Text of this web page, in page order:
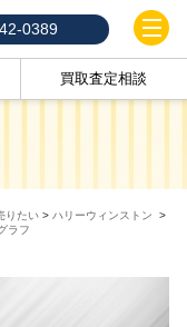
0389
買取査定相談
りたい > ハリーウィンストン
>
ラフ